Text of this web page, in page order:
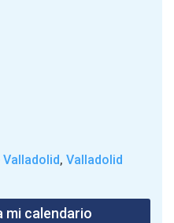
Valladolid, Valladolid
mi calendario